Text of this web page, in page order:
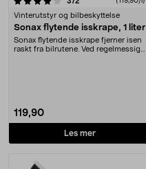
Vinterutstyr og bilbeskyttelse
Sonax flytende isskrape, 1 liter
Sonax flytende isskrape fjerner isen
raskt fra bilrutene. Ved regelmessig
119,90
Les mer